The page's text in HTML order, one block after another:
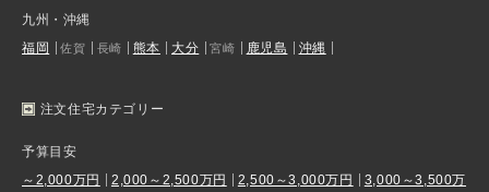
九州・沖縄
福岡
佐賀 長崎 熊本 大分 宮崎 鹿児島 沖縄
注文住宅カテゴリー
予算目安
～2,000万円
2,000～2,500万円 2,500～3,000万円
3,000～3,500万